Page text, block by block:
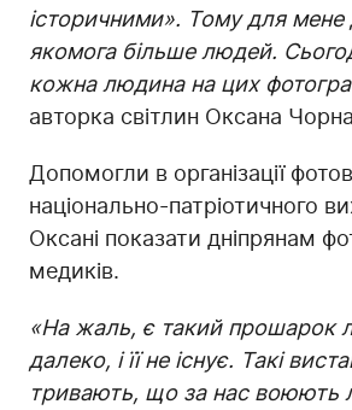
історичними». Тому для мене
якомога більше людей.
кожна людина на цих
авторка світлин Оксана
Допомогли в організації
національно-патріотичного
Оксані показати дніпрянам
медиків.
«На жаль, є такий прошарок
далеко, і її не існує. Такі
тривають, що за нас воюють